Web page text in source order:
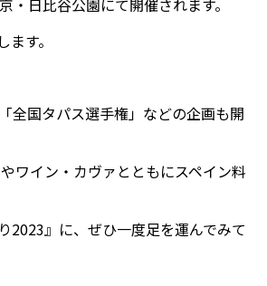
す。
全国タパス選手権」などの企画も開
ワイン・カヴァとともにスペイン料
2023』に、ぜひ一度足を運んでみて